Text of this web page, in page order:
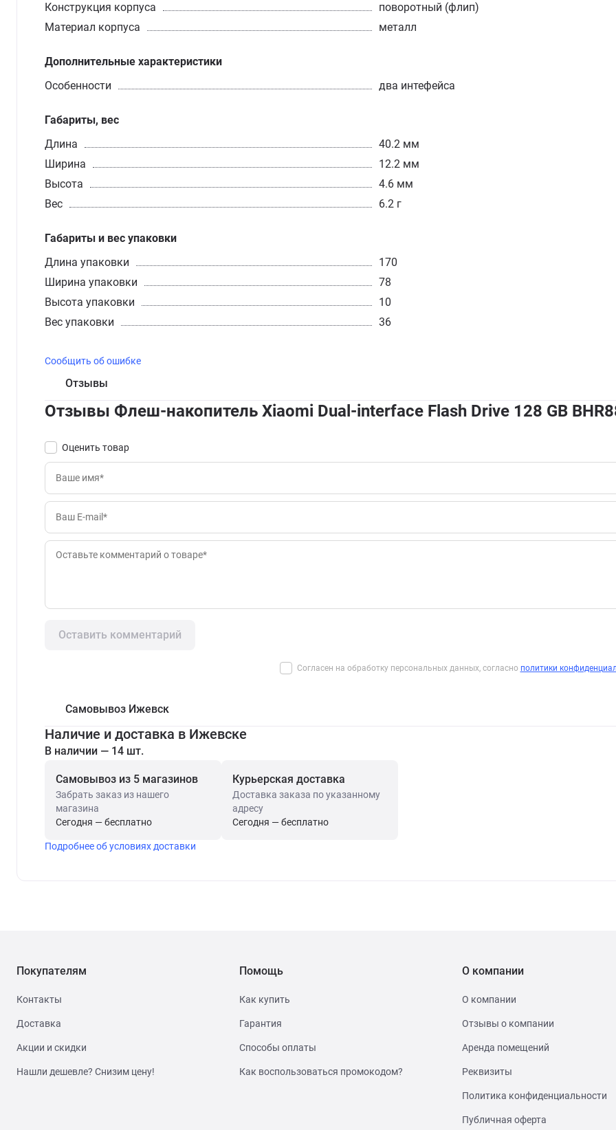
Конструкция корпуса
поворотный (флип)
Материал корпуса
металл
Дополнительные характеристики
Особенности
два интефейса
Габариты, вес
Длина
40.2 мм
Ширина
12.2 мм
Высота
4.6 мм
Вес
6.2 г
Габариты и вес упаковки
Длина упаковки
170
Ширина упаковки
78
Высота упаковки
10
Вес упаковки
36
Сообщить об ошибке
Отзывы
Отзывы Флеш-накопитель Xiaomi Dual-interface Flash Drive 128 GB
Оценить товар
Оставить комментарий
Согласен на обработку персональных данных, согласно политики
Самовывоз Ижевск
Наличие и доставка в Ижевске
В наличии — 14 шт.
Самовывоз из 5 магазинов
Забрать заказ из нашего
магазина
Сегодня — бесплатно
Курьерская доставка
Доставка заказа по указанному
адресу
Сегодня — бесплатно
Подробнее об условиях доставки
Покупателям
Контакты
Доставка
Акции и скидки
Нашли дешевле? Снизим цену!
Помощь
Как купить
Гарантия
Способы оплаты
Как воспользоваться промокодом?
О компании
О компании
Отзывы о компании
Аренда помещений
Реквизиты
Политика конфиденциальности
Публичная оферта